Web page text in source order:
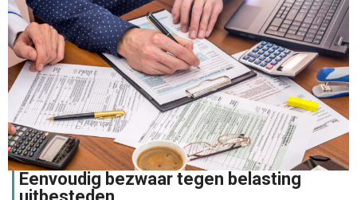
Eenvoudig bezwaar tegen belasting